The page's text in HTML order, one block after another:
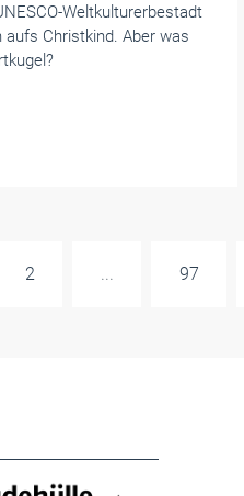
Weltkulturerbestadt
aufs Christkind. Aber was
2 ... 97